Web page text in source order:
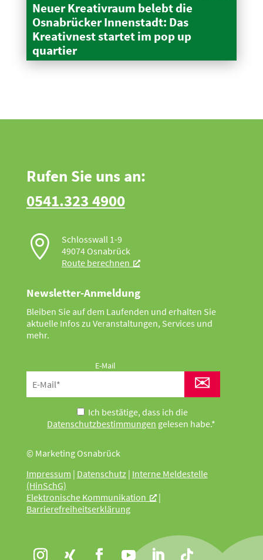
Neuer Kreativraum belebt die
Osnabrücker Innen­stadt: Das
Kreativnest startet im pop up
quartier
Rufen Sie uns an:
0541.323 4900

Schlosswall 1-9
49074 Osnabrück
Route berechnen
Newsletter-Anmeldung
Bleiben Sie auf dem Laufenden und erhalten Sie
aktuelle Infos zu Veranstaltungen, Services und
mehr.
E-Mail
✉
Ich bestätige, dass ich die
Datenschutzbestimmungen gelesen habe.*
© Marketing Osnabrück
Impressum | Datenschutz| Interne Meldestelle
(HinSchG)
Elektronische Kommunikation
|
Barrierefreiheitserklärung